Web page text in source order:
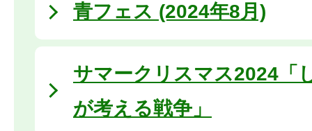
青フェス (2024年8月)
サマークリスマス2024「
が考える戦争」